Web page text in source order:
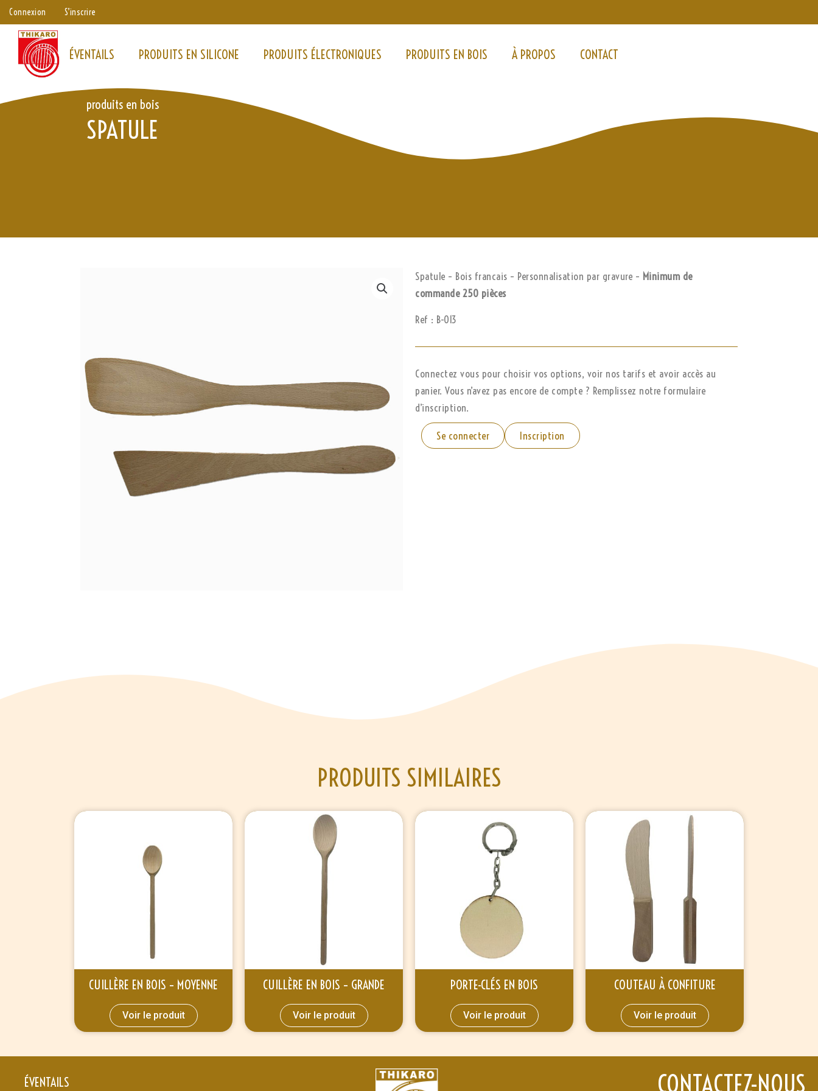
Aller
au
contenu
Connexion S’inscrire
ÉVENTAILS PRODUITS EN SILICONE PRODUITS ÉLECTRONIQUES PRODUITS EN BOIS À PROPOS CONTACT
produits en bois
SPATULE
Spatule – Bois francais – Personnalisation par gravure – Minimum de
commande 250 pièces
Ref : B-013
Connectez vous pour choisir vos options, voir nos tarifs et avoir accès au
panier. Vous n’avez pas encore de compte ? Remplissez notre formulaire
d’inscription.
Se connecter Inscription
PRODUITS SIMILAIRES
CUILLÈRE EN BOIS – MOYENNE
Voir le produit
CUILLÈRE EN BOIS – GRANDE
Voir le produit
PORTE-CLÉS EN BOIS
Voir le produit
COUTEAU À CONFITURE
Voir le produit
ÉVENTAILS CONTACTEZ-NOUS